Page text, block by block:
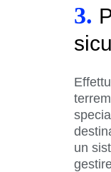
3.
un